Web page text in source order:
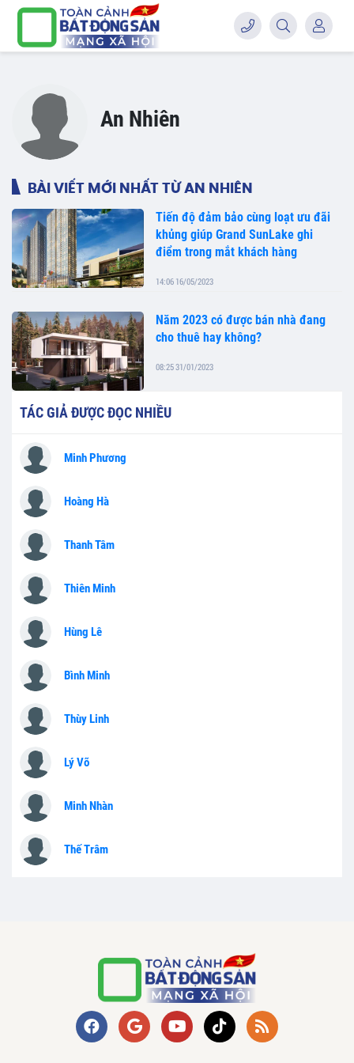
An Nhiên
BÀI VIẾT MỚI NHẤT TỪ AN NHIÊN
Tiến độ đảm bảo cùng loạt ưu đãi
khủng giúp Grand SunLake ghi
điểm trong mắt khách hàng
14:06 16/05/2023
Năm 2023 có được bán nhà đang
cho thuê hay không?
08:25 31/01/2023
TÁC GIẢ ĐƯỢC ĐỌC NHIỀU
Minh Phương
Hoàng Hà
Thanh Tâm
Thiên Minh
Hùng Lê
Bình Minh
Thùy Linh
Lý Võ
Minh Nhàn
Thế Trâm